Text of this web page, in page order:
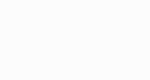
новото зелено и у нас. Дали?
31-ви. Весело посрещане на
в Олимпик трябва да бъде